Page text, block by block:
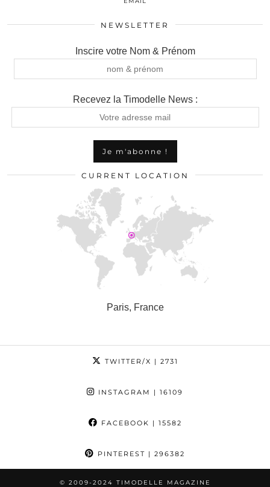
NEWSLETTER
Inscire votre Nom & Prénom
Recevez la Timodelle News :
CURRENT LOCATION
Paris, France
TWITTER/X | 2731
INSTAGRAM | 16109
FACEBOOK | 15582
PINTEREST | 296382
© 2009-2024 TIMODELLE MAGAZINE